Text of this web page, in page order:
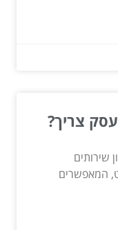
צריך?
שירותים
המאפשרים